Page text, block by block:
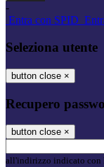
-
Entra con SPID
Seleziona utente
button close ×
Recupero
button close ×
all'indirizzo indicato con